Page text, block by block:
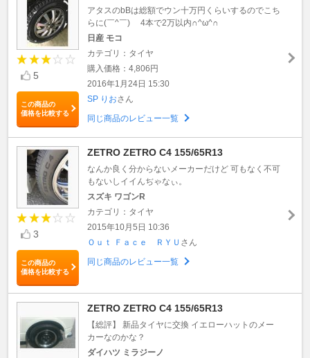
5
この商品の
価格を比較する
アタスのbBは総額でウン十万円くらいするのでこち
らに(￣^￣)ゞ 4本で2万以内∩^ω^∩
日産 モコ
カテゴリ：タイヤ
購入価格：4,806円
2016年1月24日 15:30
SP りおさん
同じ商品のレビュー一覧
3
この商品の
価格を比較する
ZETRO ZETRO C4 155/65R13
なんか良く分からないメーカーだけど 可もなく不可
もないしイイんぢゃなぃ。
スズキ ワゴンR
カテゴリ：タイヤ
2015年10月5日 10:36
Ｏｕｔ Ｆａｃｅ ＲＹＵ さん
同じ商品のレビュー一覧
ZETRO ZETRO C4 155/65R13
【総評】 新品タイヤに交換 イエローハットのメー
カーなのかな？
ダイハツ ミラジーノ